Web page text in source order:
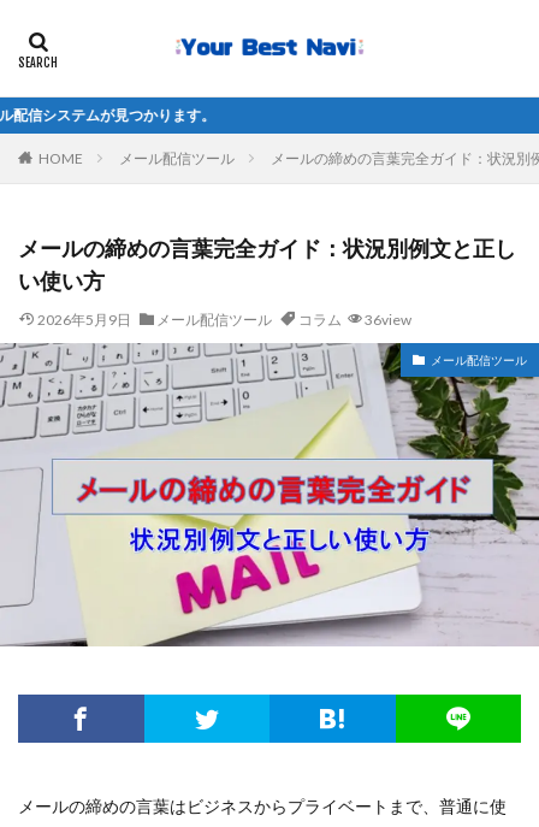
かります。
HOME メール配信ツール メールの締めの言葉完全ガイド：状況別
メールの締めの言葉完全ガイド：状況別例文と正し
い使い方
2026年5月9日 メール配信ツール コラム 36view
メール配信ツール
メールの締めの言葉はビジネスからプライベートまで、普通に使
種別で探す
目的で探す
比較navi ビジネス系 口コミ
コラム